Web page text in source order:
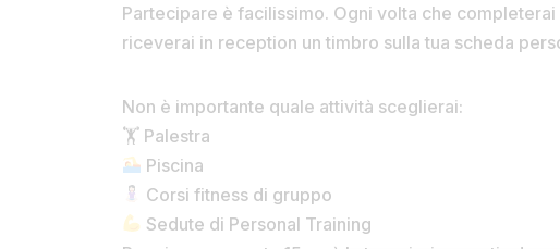
Partecipare è facilissimo. Ogni volta che
riceverai in reception un timbro sulla tua scheda
Non è importante quale attività sceglierai:
🏋️ Palestra
Piscina
Corsi fitness di gruppo
Sedute di Personal Training